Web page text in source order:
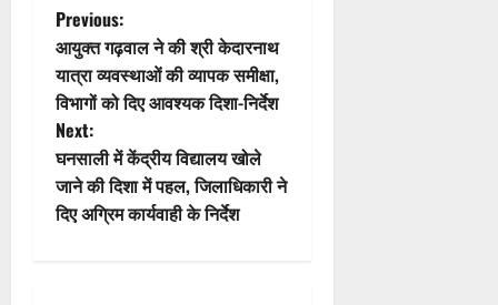
t
i
o
n
P
o
s
t
n
Previous:
आयुक्त गढ़वाल ने की श्री केदारनाथ
यात्रा व्यवस्थाओं की व्यापक समीक्षा,
विभागों को दिए आवश्यक दिशा-निर्देश
Next:
घनसाली में केंद्रीय विद्यालय खोले
जाने की दिशा में पहल, जिलाधिकारी ने
दिए अग्रिम कार्यवाही के निर्देश